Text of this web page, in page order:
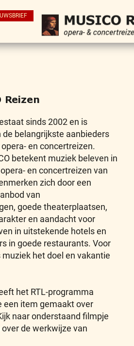
Reizen
sinds 2002 en is
de belangrijkste aanbieders
en concertreizen.
betekent muziek beleven in
en concertreizen van
zich door een
van
goede theaterplaatsen,
en aandacht voor
in uitstekende hotels en
in goede restaurants. Voor
muziek het doel en vakantie
het RTL-programma
een item gemaakt over
naar onderstaand filmpje
de werkwijze van